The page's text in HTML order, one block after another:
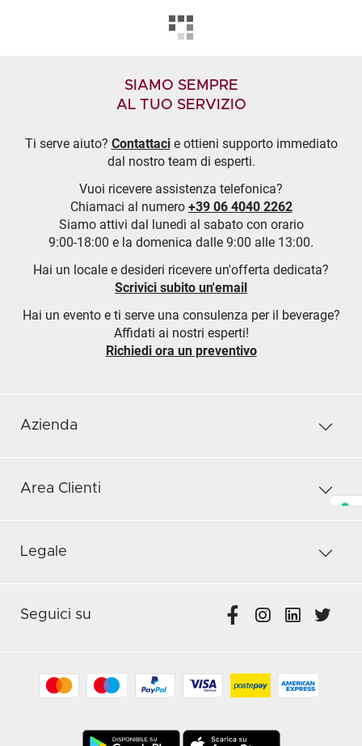
SIAMO SEMPRE
AL TUO SERVIZIO
Ti serve aiuto? Contattacie ottieni supporto immediato
dal nostro team di esperti.
Vuoi ricevere assistenza telefonica?
Chiamaci al numero +39 06 4040 2262
Siamo attivi dal lunedì al sabato con orario
9:00-18:00 e la domenica dalle 9:00 alle 13:00.
Hai un locale e desideri ricevere un'offerta dedicata?
Scrivici subito un'email
Hai un evento e ti serve una consulenza per il beverage?
Affidati ai nostri esperti!
Richiedi ora un preventivo
Azienda
Area Clienti
Legale
Seguici su